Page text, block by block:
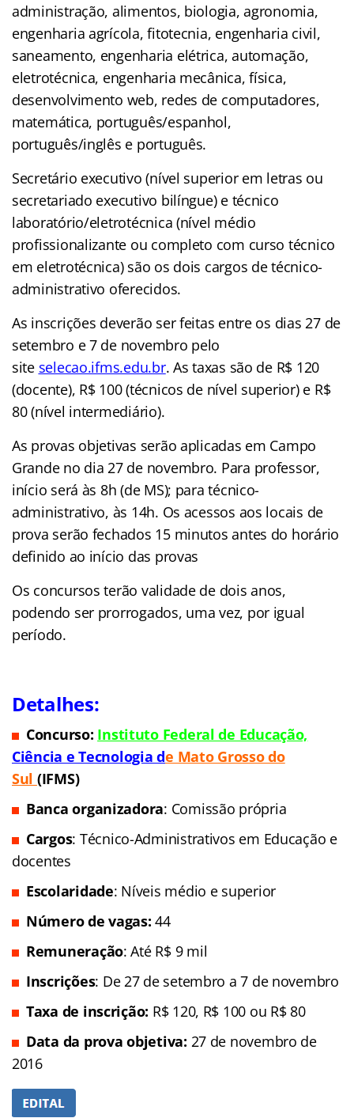
administração, alimentos, biologia, agronomia,
engenharia agrícola, fitotecnia, engenharia civil,
saneamento, engenharia elétrica, automação,
eletrotécnica, engenharia mecânica, física,
desenvolvimento web, redes de computadores,
matemática, português/espanhol,
português/inglês e português.
Secretário executivo (nível superior em letras ou
secretariado executivo bilíngue) e técnico
laboratório/eletrotécnica (nível médio
profissionalizante ou completo com curso técnico
em eletrotécnica) são os dois cargos de técnico-
administrativo oferecidos.
As inscrições deverão ser feitas entre os dias 27 de
setembro e 7 de novembro pelo
site selecao.ifms.edu.br. As taxas são de R$ 120
(docente), R$ 100 (técnicos de nível superior) e R$
80 (nível intermediário).
As provas objetivas serão aplicadas em Campo
Grande no dia 27 de novembro. Para professor,
início será às 8h (de MS); para técnico-
administrativo, às 14h. Os acessos aos locais de
prova serão fechados 15 minutos antes do horário
definido ao início das provas
Os concursos terão validade de dois anos,
podendo ser prorrogados, uma vez, por igual
período.
Detalhes:
Concurso: Instituto Federal de Educação,
Ciência e Tecnologia de Mato Grosso do
Sul (IFMS)
Banca organizadora: Comissão própria
Cargos: Técnico-Administrativos em Educação e
docentes
Escolaridade: Níveis médio e superior
Número de vagas:44
Remuneração: Até R$ 9 mil
Inscrições: De 27 de setembro a 7 de novembro
Taxa de inscrição: R$ 120, R$ 100 ou R$ 80
Data da prova objetiva: 27 de novembro de
2016